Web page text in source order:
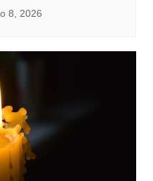
8, 2026